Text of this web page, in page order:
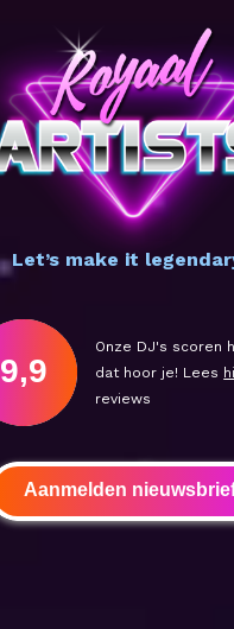
Let’s make it
9,9
Onze DJ's scoren
dat hoor je! Lees
reviews
Aanmelden